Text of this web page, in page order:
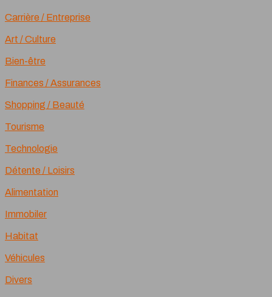
Carrière / Entreprise
Art / Culture
Bien-être
Finances / Assurances
Shopping / Beauté
Tourisme
Technologie
Détente / Loisirs
Alimentation
Immobiler
Habitat
Véhicules
Divers